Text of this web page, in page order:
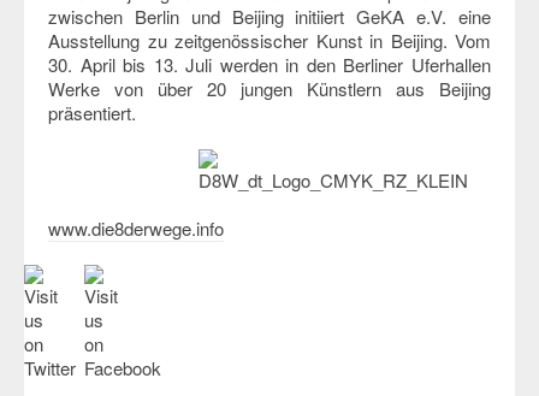
zwischen Berlin und Beijing initiiert GeKA e.V. eine
Ausstellung zu zeitgenössischer Kunst in Beijing. Vom
30. April bis 13. Juli werden in den Berliner Uferhallen
Werke von über 20 jungen Künstlern aus Beijing
präsentiert.
www.die8derwege.info